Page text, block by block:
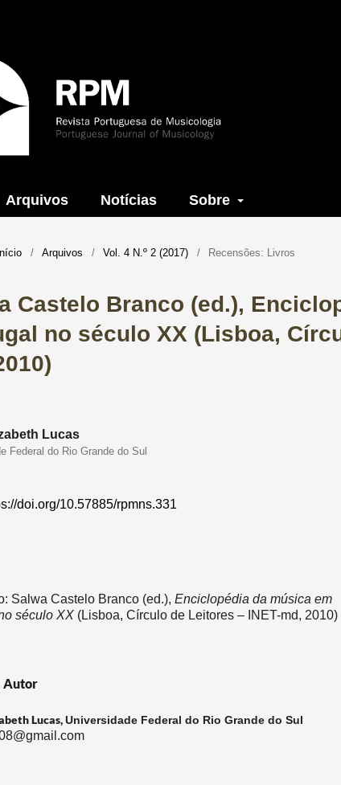
Arquivos Notícias Sobre
/ Arquivos / Vol. 4 N.º 2 (2017) / Recensões: Livros
Castelo Branco (ed.),
no século XX ​(Lisboa,
Lucas
Federal do Rio Grande do Sul
doi.org/10.57885/rpmns.331
Salwa Castelo Branco (ed.), Enciclopédia da música em
século XX (Lisboa, Círculo de Leitores – INET-md, 2010)
Autor
Lucas,Universidade Federal do Rio Grande do Sul